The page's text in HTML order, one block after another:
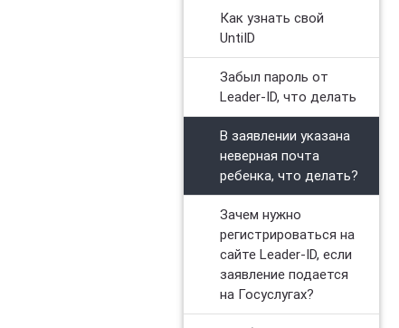
Как узнать свой
UntiID
Забыл пароль от
Leader-ID, что делать
В заявлении указана
неверная почта
ребенка, что делать?
Зачем нужно
регистрироваться на
сайте Leader-ID, если
заявление подается
на Госуслугах?